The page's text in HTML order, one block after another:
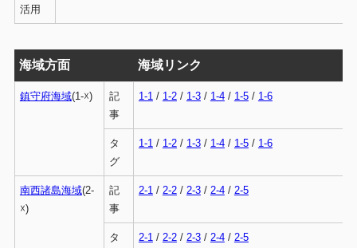
活用
海域方面 海域リンク
鎮守府海域(1-☓)
記
事
1-1/ 1-2/ 1-3/ 1-4/ 1-5/ 1-6
タ
グ
1-1/ 1-2/ 1-3/ 1-4/ 1-5/ 1-6
南西諸島海域(2-
☓)
記
事
2-1/ 2-2/ 2-3/ 2-4/ 2-5
タ
2-1/ 2-2/ 2-3/ 2-4/ 2-5